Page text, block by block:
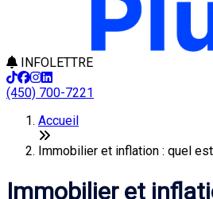
INFOLETTRE
(450) 700-7221
Accueil
Immobilier et inflation : quel
Immobilier et